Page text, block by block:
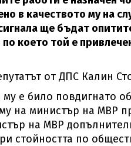
в качеството му на
ще бъдат
което той е
от ДПС Калин
е било повдигнато
на министър на МВР
на МВР
стойността по